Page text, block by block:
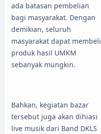
ada batasan pembelian
bagi masyarakat. Dengan
demikian, seluruh
masyarakat dapat membeli
produk hasil UMKM
sebanyak mungkin.
Bahkan, kegiatan bazar
tersebut juga akan dihiasi
live musik dari Band DKLS